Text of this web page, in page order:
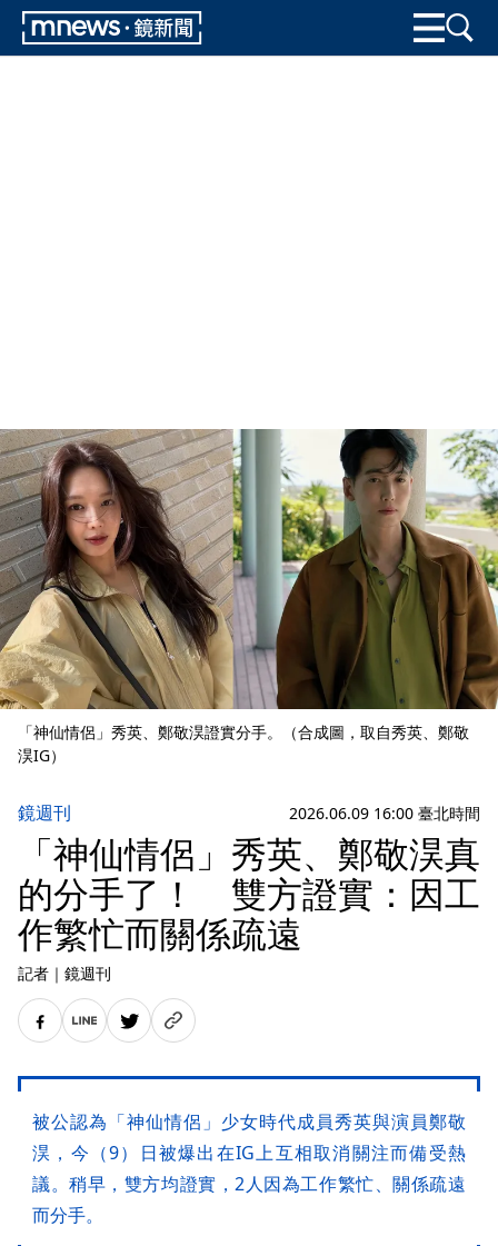
「神仙情侶」秀英、鄭敬淏證實分手。（合成圖，取自秀英、鄭敬
淏IG）
鏡週刊 2026.06.09 16:00 臺北時間
「神仙情侶」秀英、鄭敬淏真
的分手了！ 雙方證實：因工
作繁忙而關係疏遠
記者 ｜ 鏡週刊
被公認為「神仙情侶」少女時代成員秀英與演員鄭敬
淏，今（9）日被爆出在IG上互相取消關注而備受熱
議。稍早，雙方均證實，2人因為工作繁忙、關係疏遠
而分手。